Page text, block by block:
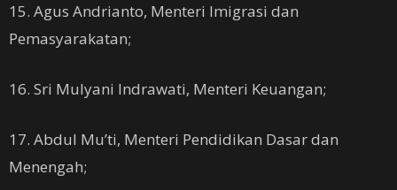
15. Agus Andrianto, Menteri Imigrasi dan
Pemasyarakatan;
16. Sri Mulyani Indrawati, Menteri Keuangan;
17. Abdul Mu’ti, Menteri Pendidikan Dasar dan
Menengah;